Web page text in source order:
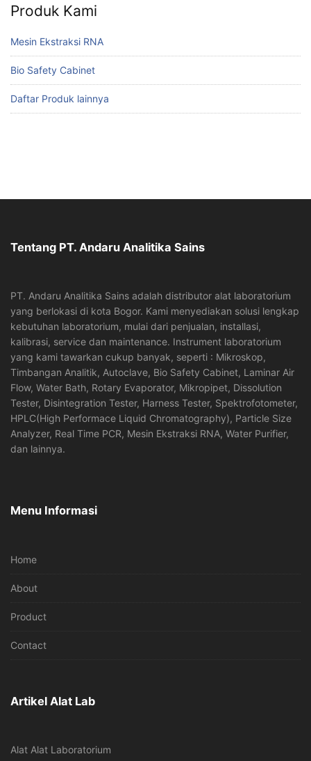
Produk Kami
Mesin Ekstraksi RNA
Bio Safety Cabinet
Daftar Produk lainnya
Tentang PT. Andaru Analitika Sains
PT. Andaru Analitika Sains adalah distributor alat laboratorium
yang berlokasi di kota Bogor. Kami menyediakan solusi lengkap
kebutuhan laboratorium, mulai dari penjualan, installasi,
kalibrasi, service dan maintenance. Instrument laboratorium
yang kami tawarkan cukup banyak, seperti : Mikroskop,
Timbangan Analitik, Autoclave, Bio Safety Cabinet, Laminar Air
Flow, Water Bath, Rotary Evaporator, Mikropipet, Dissolution
Tester, Disintegration Tester, Harness Tester, Spektrofotometer,
HPLC(High Performace Liquid Chromatography), Particle Size
Analyzer, Real Time PCR, Mesin Ekstraksi RNA, Water Purifier,
dan lainnya.
Menu Informasi
Home
About
Product
Contact
Artikel Alat Lab
Alat Alat Laboratorium